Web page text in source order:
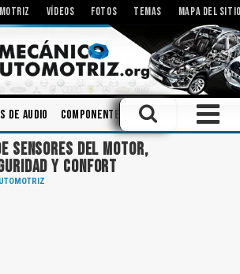
VÍDEOS FOTOS TEMAS MAPA DEL
de Audio Componentes Inspecciones
SENSORES DEL MOTOR,
Y CONFORT